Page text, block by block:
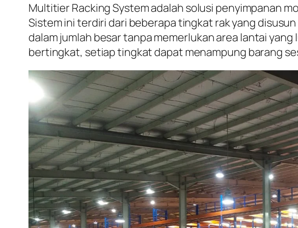
Multitier Racking System adalah solusi penyimpanan
Sistem ini terdiri dari beberapa tingkat rak yang
dalam jumlah besar tanpa memerlukan area lantai
bertingkat, setiap tingkat dapat menampung barang